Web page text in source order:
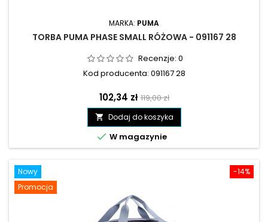
MARKA: PUMA
TORBA PUMA PHASE SMALL RÓŻOWA - 091167 28
Recenzje: 0
Kod producenta: 091167 28
Cena
102,34 zł Cena
podstawowa
119,00 zł
 Dodaj do koszyka
 W magazynie
-14%
Nowy
Promocja